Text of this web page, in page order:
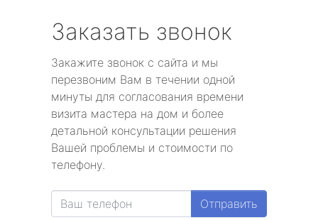
Заказать звонок
Закажите звонок с сайта и мы
перезвоним Вам в течении одной
минуты для согласования времени
визита мастера на дом и более
детальной консультации решения
Вашей проблемы и стоимости по
телефону.
Отправить